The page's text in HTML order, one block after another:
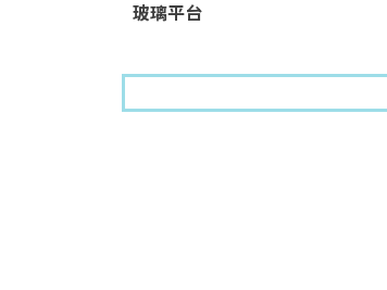
玻璃平台